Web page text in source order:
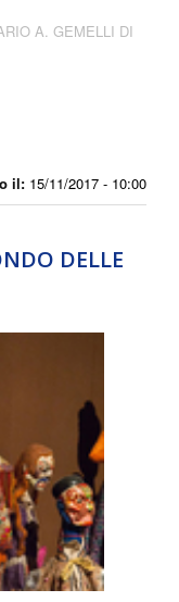
il: 15/11/2017 - 10:00
A. GEMELLI DI
DELLE